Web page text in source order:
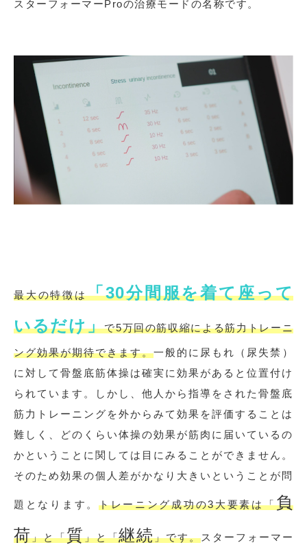
スターフォーマーProの治療モードの名称です。
最大の特徴は「30分間服を着て座って
いるだけ」で5万回の筋収縮による筋力トレーニ
ング効果が期待できます。一般的に尿もれ（尿失禁）
に対して骨盤底筋体操は確実に効果があると位置付け
られています。しかし、他人から指導をされた骨盤底
筋力トレーニングを外からみて効果を評価することは
難しく、どのくらい体操の効果が筋肉に届いているの
かということに関しては目にみることができません。
そのため効果の個人差がかなり大きいということが問
題となります。 トレーニング成功の3大要素は「負
荷」と「質」と「継続」です。スターフォーマー